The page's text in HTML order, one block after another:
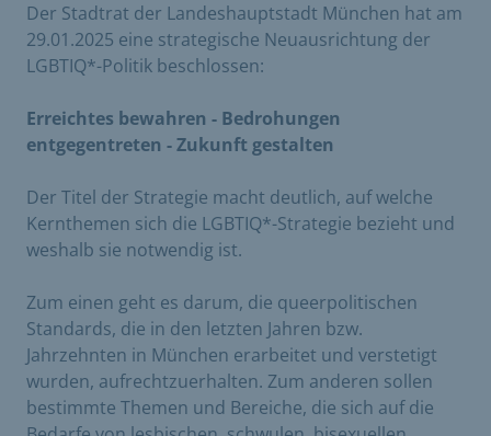
Der Stadtrat der Landeshauptstadt München hat am
29.01.2025 eine strategische Neuausrichtung der
LGBTIQ*-Politik beschlossen:
Erreichtes bewahren - Bedrohungen
entgegentreten - Zukunft gestalten
Der Titel der Strategie macht deutlich, auf welche
Kernthemen sich die LGBTIQ*-Strategie bezieht und
weshalb sie notwendig ist.
Zum einen geht es darum, die queerpolitischen
Standards, die in den letzten Jahren bzw.
Jahrzehnten in München erarbeitet und verstetigt
wurden, aufrechtzuerhalten. Zum anderen sollen
bestimmte Themen und Bereiche, die sich auf die